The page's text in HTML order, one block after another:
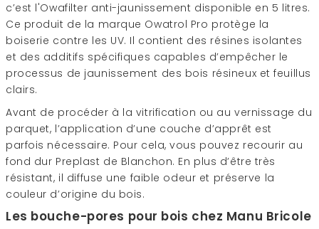
c’est l'Owafilter anti-jaunissement disponible en 5 litres.
Ce produit de la marque Owatrol Pro protège la
boiserie contre les UV. Il contient des résines isolantes
et des additifs spécifiques capables d’empêcher le
processus de jaunissement des bois résineux et feuillus
clairs.
Avant de procéder à la vitrification ou au vernissage du
parquet, l’application d’une couche d’apprêt est
parfois nécessaire. Pour cela, vous pouvez recourir au
fond dur Preplast de Blanchon. En plus d’être très
résistant, il diffuse une faible odeur et préserve la
couleur d’origine du bois.
Les bouche-pores pour bois chez Manu Bricole